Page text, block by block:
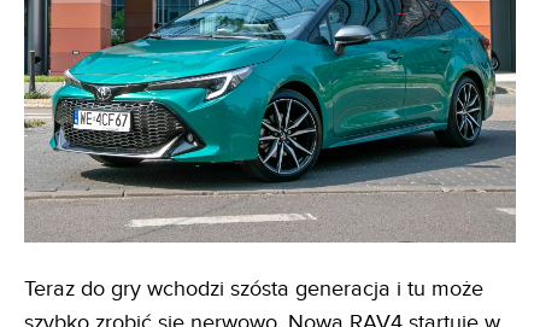
Teraz do gry wchodzi szósta generacja i tu może